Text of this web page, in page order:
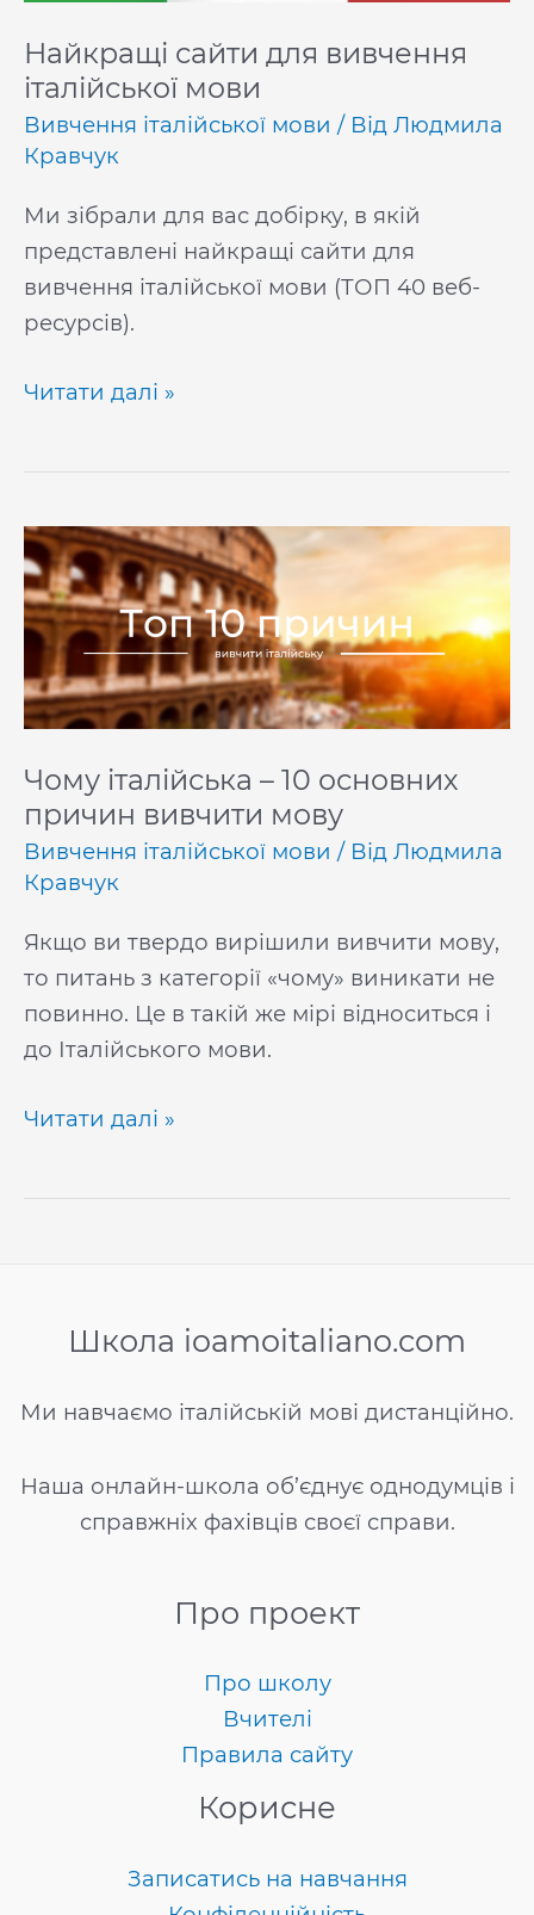
Найкращі сайти для вивчення
італійської мови
Вивчення італійської мови / Від Людмила
Кравчук
Ми зібрали для вас добірку, в якій
представлені найкращі сайти для
вивчення італійської мови (ТОП 40 веб-
ресурсів).
Найкращі
італійської
мови
Читати далі »
Чому італійська – 10 основних
причин вивчити мову
Вивчення італійської мови / Від Людмила
Кравчук
Якщо ви твердо вирішили вивчити мову,
то питань з категорії «чому» виникати не
повинно. Це в такій же мірі відноситься і
до Італійського мови.
Чому
вивчити
Читати далі »
Школа ioamoitaliano.com
Ми навчаємо італійській мові дистанційно.
Наша онлайн-школа об’єднує однодумців і
справжніх фахівців своєї справи.
Про проект
Про школу
Вчителі
Правила сайту
Корисне
Записатись на навчання